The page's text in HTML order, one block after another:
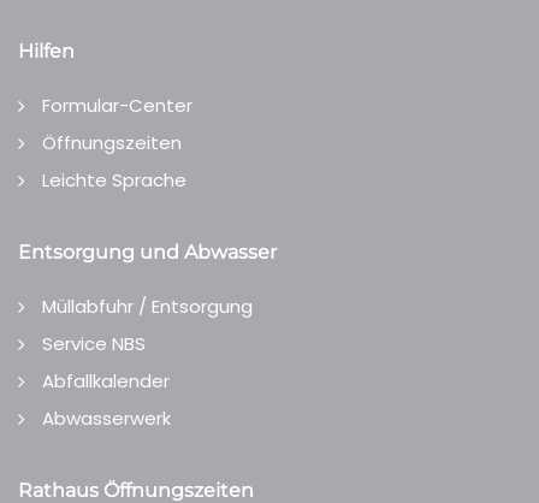
Hilfen
Formular-Center
Öffnungszeiten
Leichte Sprache
Entsorgung und Abwasser
Müllabfuhr / Entsorgung
Service NBS
Abfallkalender
Abwasserwerk
Rathaus Öffnungszeiten